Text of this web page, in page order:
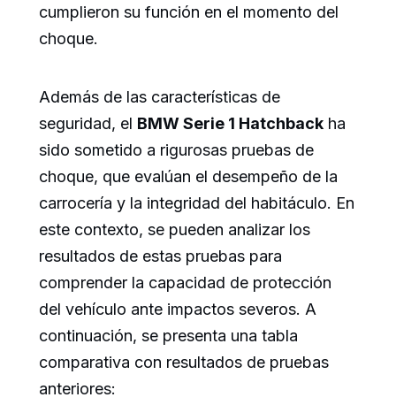
cumplieron su función en el momento del
choque.
Además de las características de
seguridad, el BMW Serie 1 Hatchback ha
sido sometido a rigurosas pruebas de
choque, que evalúan el desempeño de la
carrocería y la integridad del habitáculo. En
este contexto, se pueden analizar los
resultados de estas pruebas para
comprender la capacidad de protección
del vehículo ante impactos severos. A
continuación, se presenta una tabla
comparativa con resultados de pruebas
anteriores: